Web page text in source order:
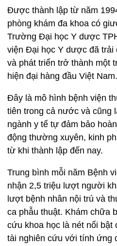
Được thành lập từ năm
phòng khám đa khoa có
Trường Đại học Y dược
viện Đại học Y dược đã trải
và phát triển trở thành một
hiện đại hàng đầu Việt Nam.
Đây là mô hình bệnh viện
tiên trong cả nước và cũng
ngành y tế tự đảm bảo
động thường xuyên, kinh
từ khi thành lập đến nay.
Trung bình mỗi năm Bệnh
nhận 2,5 triệu lượt người
lượt bệnh nhân nội trú và
ca phẫu thuật. Khám chữa
cứu khoa học là nét nổi bật
tài nghiên cứu với tính ứng